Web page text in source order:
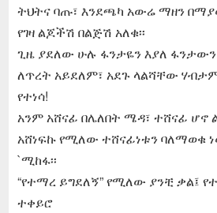
ትህትና ባጡ፣ እንደጫካ አውሬ ማዘን
የገዛ ልጆችሽ በልጅሽ አለቁ፡፡
ጊዜ ያደለው ሁሉ ፋንታዬን እያለ ፋንታውን
ለጥረት አይደለም፣ አደጉ ላልሻቸው
የተነሳ!
አንም አሸናፊ በሌለበት ሜዳ፣ ተሸናፊ
አሸነፍኩ የሚለው ተሸናፊነቱን ባለማወቁ
`ሚከፋ፡፡
“የተማረ ይግደለኝ” የሚለው ያንቺ ቃል፤
ተቀይሮ